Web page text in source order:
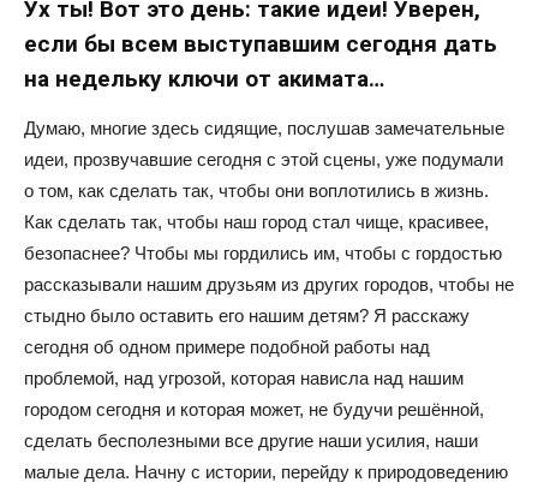
Ух ты! Вот это день: такие идеи! Уверен,
если бы всем выступавшим сегодня дать
на недельку ключи от акимата…
Думаю, многие здесь сидящие, послушав замечательные
идеи, прозвучавшие сегодня с этой сцены, уже подумали
о том, как сделать так, чтобы они воплотились в жизнь.
Как сделать так, чтобы наш город стал чище, красивее,
безопаснее? Чтобы мы гордились им, чтобы с гордостью
рассказывали нашим друзьям из других городов, чтобы не
стыдно было оставить его нашим детям? Я расскажу
сегодня об одном примере подобной работы над
проблемой, над угрозой, которая нависла над нашим
городом сегодня и которая может, не будучи решённой,
сделать бесполезными все другие наши усилия, наши
малые дела. Начну с истории, перейду к природоведению